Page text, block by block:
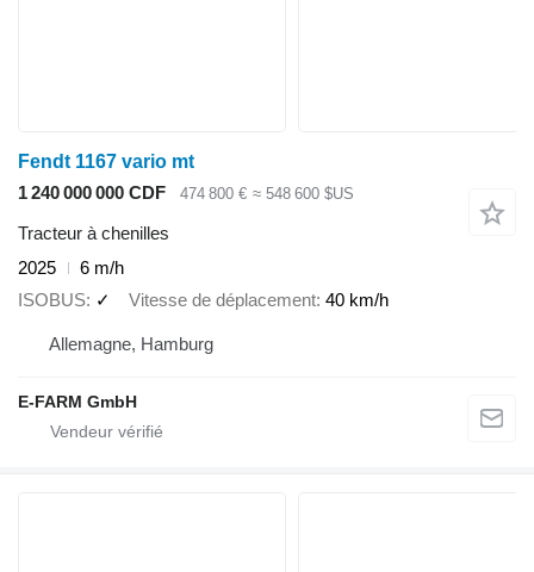
Fendt 1167 vario mt
1 240 000 000 CDF
474 800 € ≈ 548 600 $US
Tracteur à chenilles
2025
6 m/h
ISOBUS ✓ Vitesse de déplacement 40 km/h
Allemagne, Hamburg
E-FARM GmbH